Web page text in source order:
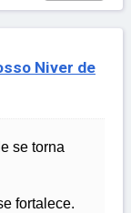
Niver de
se torna
fortalece.